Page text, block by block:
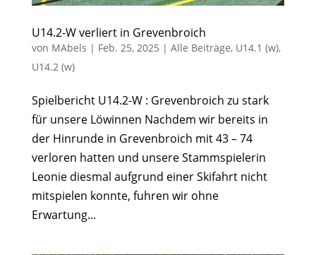
U14.2-W verliert in Grevenbroich
von MAbels | Feb. 25, 2025 | Alle Beiträge, U14.1 (w),
U14.2 (w)
Spielbericht U14.2-W : Grevenbroich zu stark
für unsere Löwinnen Nachdem wir bereits in
der Hinrunde in Grevenbroich mit 43 – 74
verloren hatten und unsere Stammspielerin
Leonie diesmal aufgrund einer Skifahrt nicht
mitspielen konnte, fuhren wir ohne
Erwartung...